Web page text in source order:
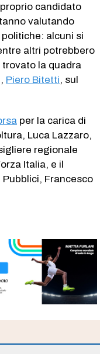
candidato
valutando
alcuni si
altri potrebbero
la quadra
Piero Bitetti, sul
per la carica di
Luca Lazzaro,
regionale
Italia, e il
Francesco